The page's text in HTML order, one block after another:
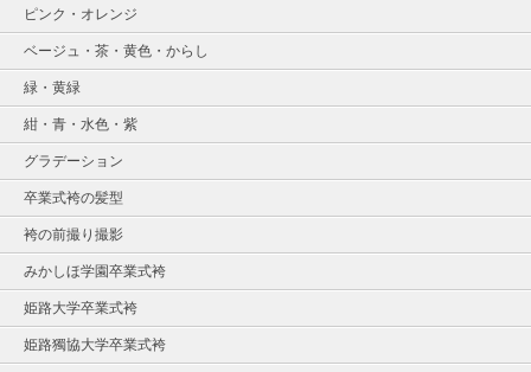
ピンク・オレンジ
ベージュ・茶・黄色・からし
緑・黄緑
紺・青・水色・紫
グラデーション
卒業式袴の髪型
袴の前撮り撮影
みかしほ学園卒業式袴
姫路大学卒業式袴
姫路獨協大学卒業式袴